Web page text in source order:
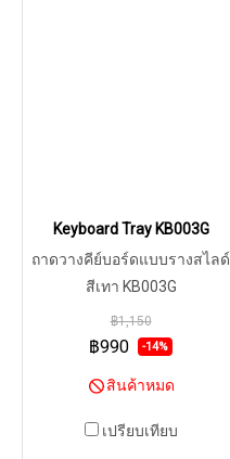
Keyboard Tray KB003G
ถาดวางคีย์บอร์ดแบบรางสไลด์
สีเทา KB003G
฿1,150
฿990 -14%
สินค้าหมด
เปรียบเทียบ